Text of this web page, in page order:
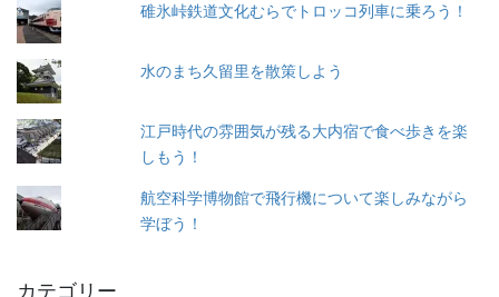
碓氷峠鉄道文化むらでトロッコ列車に乗ろう！
水のまち久留里を散策しよう
江戸時代の雰囲気が残る大内宿で食べ歩きを楽
しもう！
航空科学博物館で飛行機について楽しみながら
学ぼう！
カテゴリー